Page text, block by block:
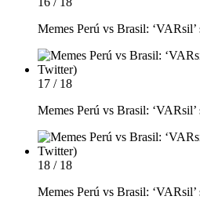
Memes Perú vs Brasil:
17 / 18
Memes Perú vs Brasil:
18 / 18
Memes Perú vs Brasil: